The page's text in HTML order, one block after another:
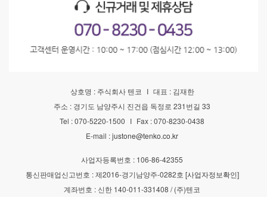
상호명 : 주식회사 텐코 I 대표 : 김재한
주소 : 경기도 남양주시 진건읍 독정로 231번길 33
Tel : 070-5220-1500 I Fax : 070-8230-0438
E-mail :justone@tenko.co.kr
사업자등록번호 : 106-86-42355
통신판매업신고번호 : 제2016-경기남양주-0282호 [사업자정보확인]
계좌번호 : 신한 140-011-331408 / (주)텐코